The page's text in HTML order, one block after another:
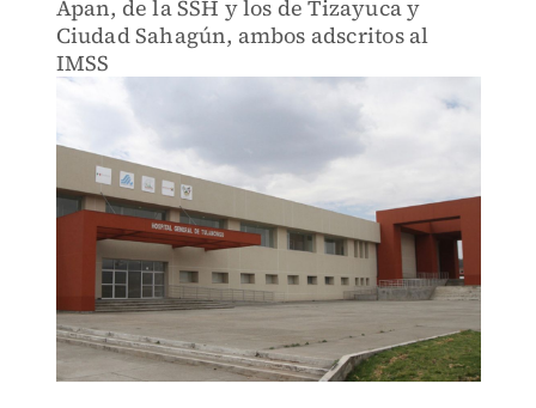
Apan, de la SSH y los de Tizayuca y
Ciudad Sahagún, ambos adscritos al
IMSS